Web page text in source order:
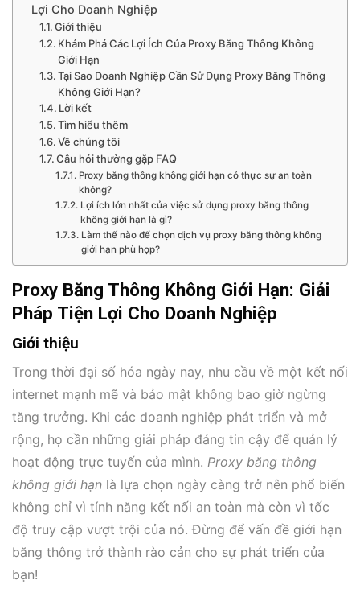
Lợi Cho Doanh Nghiệp
Giới thiệu
Khám Phá Các Lợi Ích Của Proxy Băng Thông Không
Giới Hạn
Tại Sao Doanh Nghiệp Cần Sử Dụng Proxy Băng Thông
Không Giới Hạn?
Lời kết
Tìm hiểu thêm
Về chúng tôi
Câu hỏi thường gặp FAQ
Proxy băng thông không giới hạn có thực sự an toàn
không?
Lợi ích lớn nhất của việc sử dụng proxy băng thông
không giới hạn là gì?
Làm thế nào để chọn dịch vụ proxy băng thông không
giới hạn phù hợp?
Proxy Băng Thông Không Giới Hạn: Giải
Pháp Tiện Lợi Cho Doanh Nghiệp
Giới thiệu
Trong thời đại số hóa ngày nay, nhu cầu về một kết nối
internet mạnh mẽ và bảo mật không bao giờ ngừng
tăng trưởng. Khi các doanh nghiệp phát triển và mở
rộng, họ cần những giải pháp đáng tin cậy để quản lý
hoạt động trực tuyến của mình. Proxy băng thông
không giới hạn là lựa chọn ngày càng trở nên phổ biến
không chỉ vì tính năng kết nối an toàn mà còn vì tốc
độ truy cập vượt trội của nó. Đừng để vấn đề giới hạn
băng thông trở thành rào cản cho sự phát triển của
bạn!